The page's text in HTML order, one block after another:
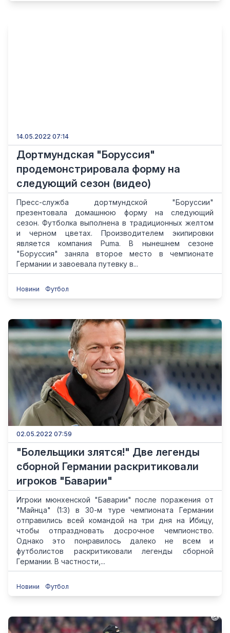
14.05.2022 07:14
Дортмундская "Боруссия"
продемонстрировала форму на
следующий сезон (видео)
Пресс-служба дортмундской "Боруссии"
презентовала домашнюю форму на следующий
сезон. Футболка выполнена в традиционных желтом
и черном цветах. Производителем экипировки
является компания Puma. В нынешнем сезоне
"Боруссия" заняла второе место в чемпионате
Германии и завоевала путевку в...
Новини Футбол
02.05.2022 07:59
"Болельщики злятся!" Две легенды
сборной Германии раскритиковали
игроков "Баварии"
Игроки мюнхенской "Баварии" после поражения от
"Майнца" (1:3) в 30-м туре чемпионата Германии
отправились всей командой на три дня на Ибицу,
чтобы отпраздновать досрочное чемпионство.
Однако это понравилось далеко не всем и
футболистов раскритиковали легенды сборной
Германии. В частности,...
Новини Футбол